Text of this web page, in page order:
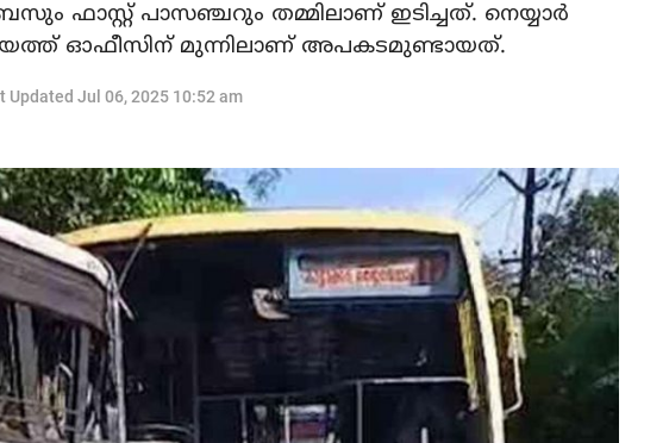
ഫാസ്റ്റ് പാസഞ്ചറും തമ്മിലാണ് ഇടിച്ചത്. നെയ്യാര്‍
ഓഫീസിന് മുന്നിലാണ് അപകടമുണ്ടായത്.
Updated Jul 06, 2025 10:52 am